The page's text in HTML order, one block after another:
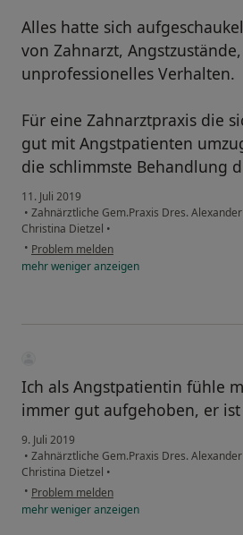
Alles hatte sich
von Zahnarzt,
unprofessionelles Verhalten.
Für eine Zahnarztpraxis die
gut mit Angstpatienten
die schlimmste Behandlung
11. Juli 2019
• Zahnärztliche Gem.Praxis Dres.
Christina Dietzel •
• Problem melden
mehrwenigeranzeigen
Ich als Angstpatientin fühle
immer gut aufgehoben, er
9. Juli 2019
• Zahnärztliche Gem.Praxis Dres.
Christina Dietzel •
• Problem melden
mehrwenigeranzeigen